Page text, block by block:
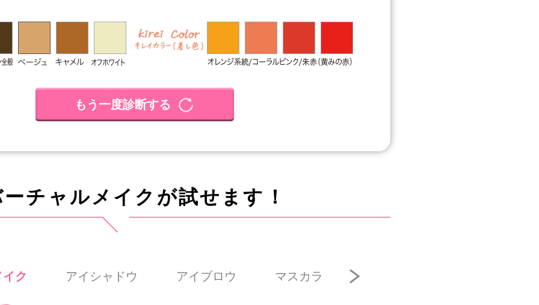
もう一度診断する
チャルメイクが試せます！
ク アイシャドウ アイブロウ マスカラ